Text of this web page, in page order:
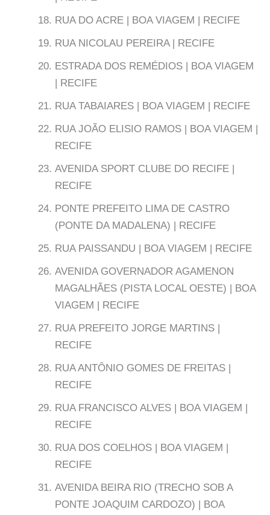
RUA DO ACRE | BOA VIAGEM | RECIFE
RUA NICOLAU PEREIRA | RECIFE
ESTRADA DOS REMÉDIOS | BOA VIAGEM
| RECIFE
RUA TABAIARES | BOA VIAGEM | RECIFE
RUA JOÃO ELISIO RAMOS | BOA VIAGEM |
RECIFE
AVENIDA SPORT CLUBE DO RECIFE |
RECIFE
PONTE PREFEITO LIMA DE CASTRO
(PONTE DA MADALENA) | RECIFE
RUA PAISSANDU | BOA VIAGEM | RECIFE
AVENIDA GOVERNADOR AGAMENON
MAGALHÃES (PISTA LOCAL OESTE) | BOA
VIAGEM | RECIFE
RUA PREFEITO JORGE MARTINS |
RECIFE
RUA ANTÔNIO GOMES DE FREITAS |
RECIFE
RUA FRANCISCO ALVES | BOA VIAGEM |
RECIFE
RUA DOS COELHOS | BOA VIAGEM |
RECIFE
AVENIDA BEIRA RIO (TRECHO SOB A
PONTE JOAQUIM CARDOZO) | BOA